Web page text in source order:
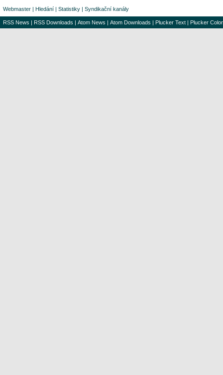
Webmaster | Hledání | Statistiky | Syndikační kanály
RSS News | RSS Downloads | Atom News | Atom Downloads | Plucker Text | Plucker Color